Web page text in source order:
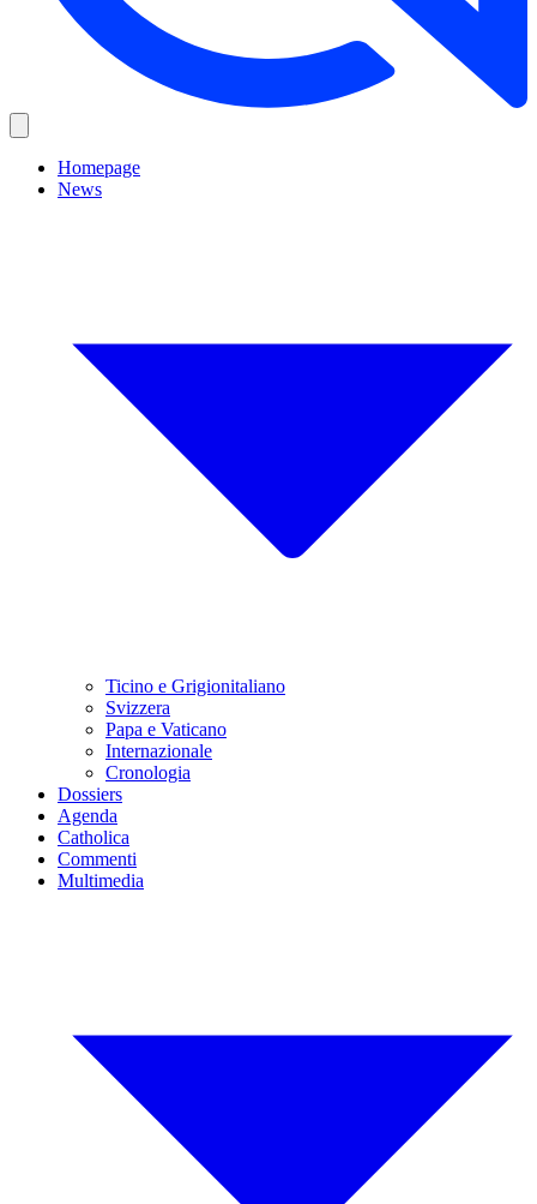
Homepage
News
Ticino e Grigionitaliano
Svizzera
Papa e Vaticano
Internazionale
Cronologia
Dossiers
Agenda
Catholica
Commenti
Multimedia